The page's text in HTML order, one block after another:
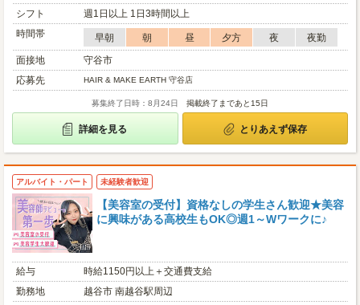
シフト
週1日以上 1日3時間以上
時間帯
早朝 朝 昼 夕方 夜
夜勤
面接地
守谷市
応募先
HAIR & MAKE EARTH 守谷店
募集終了日時：8月24日 掲載終了まであと15日
詳細を見る とりあえず保存
アルバイト・パート 未経験者歓迎
【美容室の受付】資格なしの学生さん歓迎★美容
に興味がある高校生もOK◎週1～Wワークに♪
給与
時給1150円以上＋交通費支給
勤務地
越谷市 南越谷駅周辺